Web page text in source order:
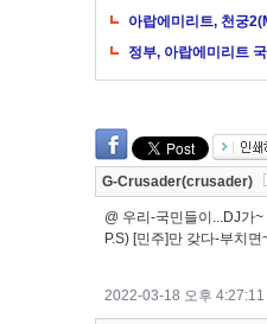
아랍에미리트, 천궁
정부, 아랍에미리트
G-Crusader(crusader)
@ 우리-국민들이...DJ가
P.S) [민주]만 갖다-부치
2022-03-18 오후 4:27:11